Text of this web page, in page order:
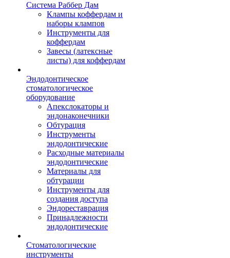
Система Раббер Дам
Клампы коффердам и
наборы клампов
Инструменты для
коффердам
Завесы (латексные
листы) для коффердам
Эндодонтическое
стоматологическое
оборудование
Апекслокаторы и
эндонаконечники
Обтурация
Инструменты
эндодонтические
Расходные материалы
эндодонтические
Материалы для
обтурации
Инструменты для
создания доступа
Эндореставрация
Принадлежности
эндодонтические
Стоматологические
инструменты